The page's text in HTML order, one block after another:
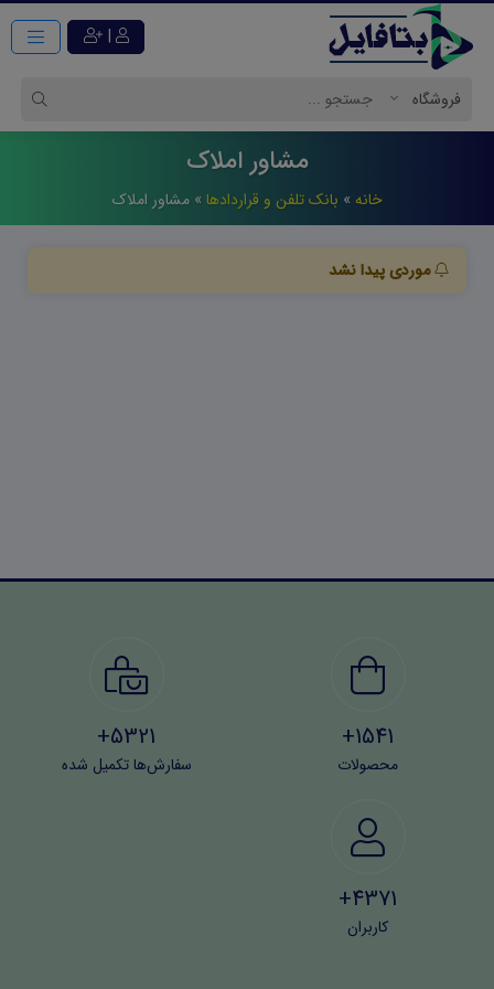
|
مشاور املاک
خانه » بانک تلفن و قراردادها »مشاور املاک
موردی پیدا نشد
1541+
محصولات
5321+
سفارش‌ها تکمیل شده
4371+
کاربران